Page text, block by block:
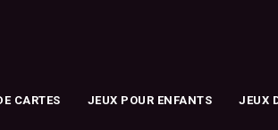
CARTES JEUX POUR ENFANTS JEUX